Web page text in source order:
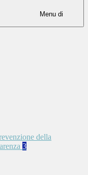
Menu di
della
3